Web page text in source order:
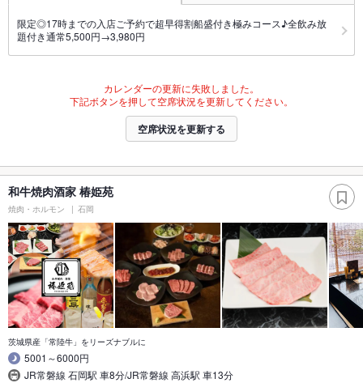
限定◎17時までの入店ご予約で超早得割船盛付き極みコース♪全飲み放
題付き通常5,500円→3,980円
カレンダーの更新に失敗しました。
下記ボタンを押して空席状況を更新してください。
空席状況を更新する
和牛焼肉酒家 椿姫苑
焼肉・ホルモン 石岡
茨城県産「常陸牛」をリーズナブルに
5001～6000円
JR常磐線 石岡駅 車8分/JR常磐線 高浜駅 車13分